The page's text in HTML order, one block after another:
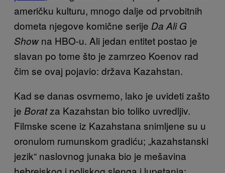
američku kulturu, mnogo dalje od prvobitnih
dometa njegove komične serije Da Ali G
Showna HBO-u. Ali jedan entitet postao je
slavan po tome što je zamrzeo Koenov rad
čim se ovaj pojavio: država Kazahstan.
Kad se danas osvrnemo, lako je uvideti zašto
je Boratza Kazahstan bio toliko uvredljiv.
Filmske scene iz Kazahstana snimljene su u
oronulom rumunskom gradiću; „kazahstanski
jezik“ naslovnog junaka bio je mešavina